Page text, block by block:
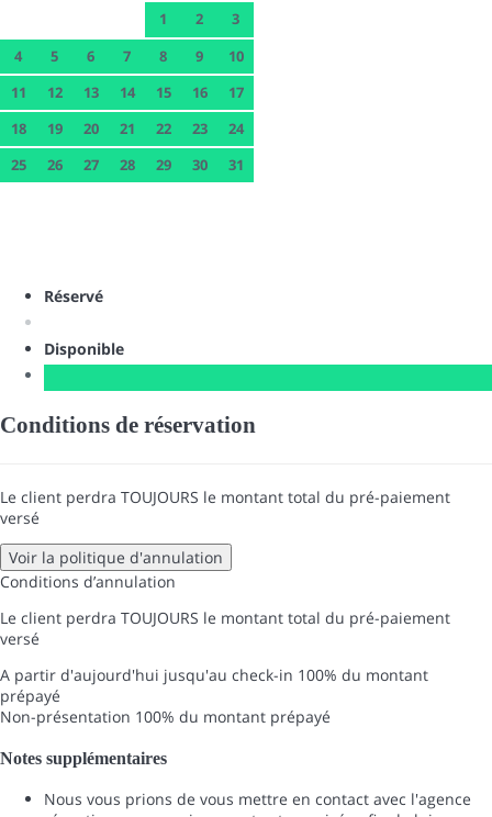
1 2
3
4
5 6 7 8 9
10
11
12 13 14 15 16
17
18
19 20 21 22 23
24
25
26 27 28 29 30 31
Réservé
Disponible
Conditions de réservation
Le client perdra TOUJOURS le montant total du pré-paiement
versé
Voir la politique d'annulation
Conditions d’annulation
Le client perdra TOUJOURS le montant total du pré-paiement
versé
A partir d'aujourd'hui jusqu'au check-in 100% du montant
prépayé
Non-présentation 100% du montant prépayé
Notes supplémentaires
Nous vous prions de vous mettre en contact avec l'agence